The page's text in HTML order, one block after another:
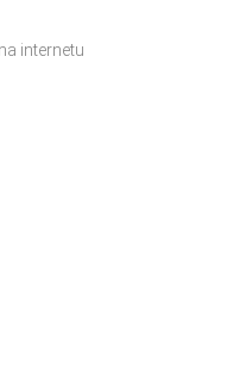
internetu